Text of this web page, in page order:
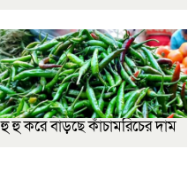
হু হু করে বাড়ছে কাঁচামরিচের দাম